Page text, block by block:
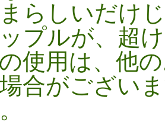
らしいだけ
プルが、超
使用は、他
合がござい